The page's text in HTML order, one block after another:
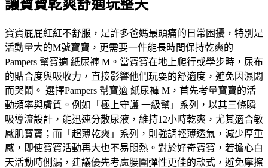
讓寶寶乾爽舒適玩整天
寶寶屁屁紅紅不舒服，是許多爸媽最頭痛的日常困擾，特別是
活動量大的M號寶寶，更需要一件能長時間保持乾爽的
Pampers 幫寶適 紙尿褲 M。當寶寶在地上爬行或學步時，尿布
的貼合度與吸收力，直接影響他們玩耍的舒適度，避免因濕悶
而哭鬧。 選擇Pampers 幫寶適 紙尿褲 M，首先考量寶寶的活
動頻率與膚質。例如「極上守護 一級幫」系列，以其三條瞬
吸導流設計，能迅速分散尿液，維持12小時乾爽，尤其適合敏
感肌寶寶；而「超薄乾爽」系列，則強調輕薄透氣，減少厚重
感，即使寶寶活動再大也不易悶熱。對於好奇寶寶，若擔心白
天活動時側漏，建議優先考慮腰圍彈性更佳的款式，避免摩擦